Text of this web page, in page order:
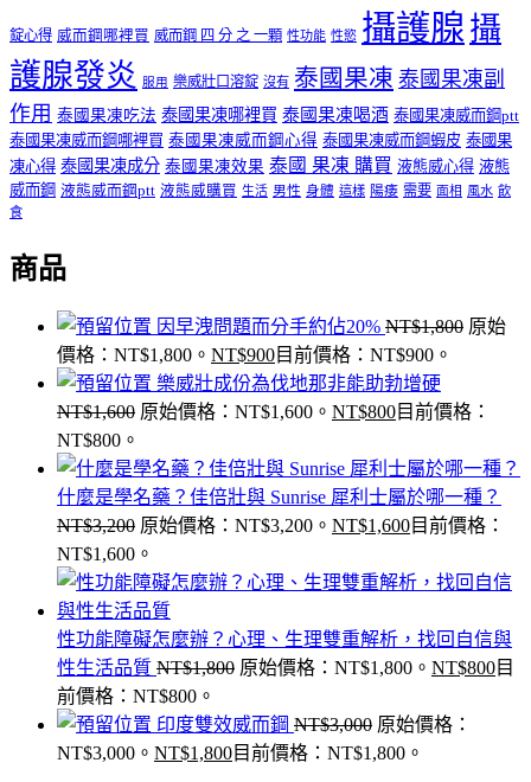
錠心得 威而鋼哪裡買 威而鋼 四 分 之 一顆 性功能 性慾 攝護腺 攝
護腺發炎
服用 樂威壯口溶錠 沒有 泰國果凍 泰國果凍副
作用 泰國果凍吃法 泰國果凍哪裡買 泰國果凍喝酒 泰國果凍威而鋼ptt
泰國果凍威而鋼哪裡買 泰國果凍威而鋼心得 泰國果凍威而鋼蝦皮 泰國果
凍心得 泰國果凍成分 泰國果凍效果 泰國 果凍 購買 液態威心得 液態
威而鋼 液態威而鋼ptt 液態威購買 生活 男性 身體 這樣 陽痿 需要 面相 風水 飲
食
商品
因早洩問題而分手約佔20% NT$1,800 原始
價格：NT$1,800。 NT$900目前價格：NT$900。
樂威壯成份為伐地那非能助勃增硬
NT$1,600 原始價格：NT$1,600。 NT$800目前價格：
NT$800。
什麼是學名藥？佳倍壯與 Sunrise 犀利士屬於哪一種？
NT$3,200 原始價格：NT$3,200。 NT$1,600目前價格：
NT$1,600。
性功能障礙怎麼辦？心理、生理雙重解析，找回自信與
性生活品質 NT$1,800 原始價格：NT$1,800。 NT$800目
前價格：NT$800。
印度雙效威而鋼 NT$3,000 原始價格：
NT$3,000。 NT$1,800目前價格：NT$1,800。